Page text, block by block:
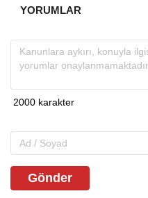
YORUMLAR
Gönder